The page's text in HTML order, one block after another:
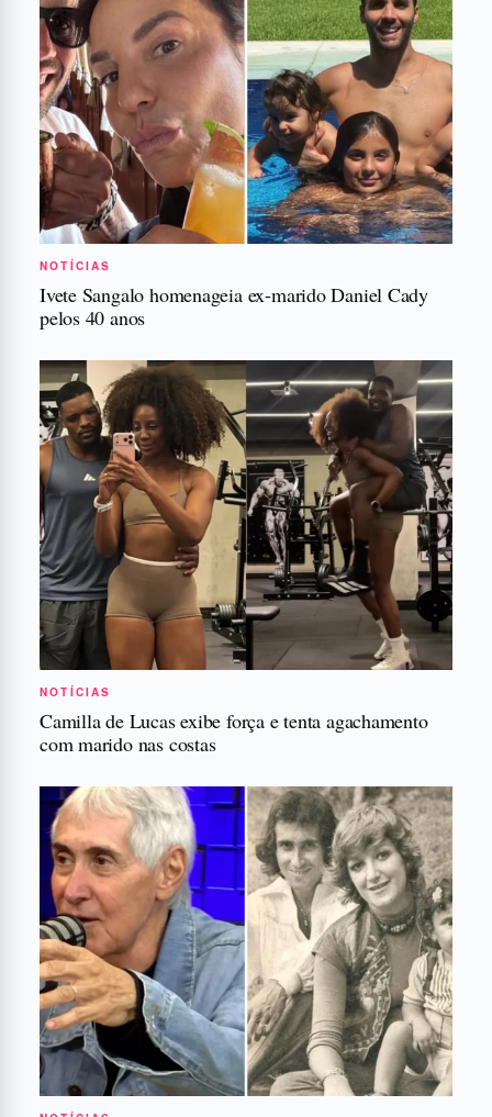
NOTÍCIAS
Ivete Sangalo homenageia ex-marido Daniel Cady
pelos 40 anos
NOTÍCIAS
Camilla de Lucas exibe força e tenta agachamento
com marido nas costas